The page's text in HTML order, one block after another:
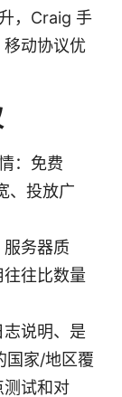
，Craig 手
动协议优
：免费
、投放广
务器质
往比数量
说明、是
国家/地区覆
测试和对